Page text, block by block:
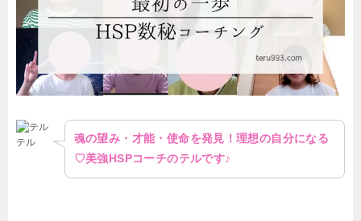
テル
魂の望み・才能・使命を発見！理想の自分になる
♡美強HSPコーチのテルです♪